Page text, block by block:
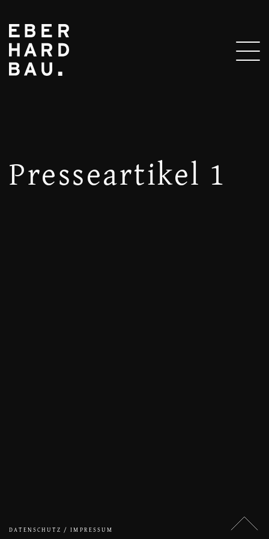
Presseartikel 1
DATENSCHUTZ / IMPRESSUM